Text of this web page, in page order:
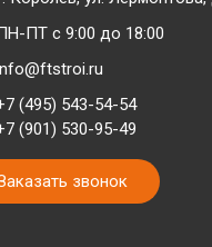
ПТ с 9:00 до 18:00
(495) 543-54-54
(901) 530-95-49
звонок